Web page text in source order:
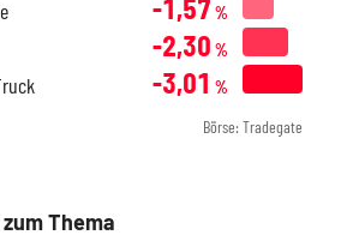
-1,57 %
-2,30 %
-3,01 %
Börse: Tradegate
Thema